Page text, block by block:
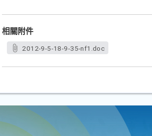
相關附件
2012-9-5-18-9-35-nf1.doc